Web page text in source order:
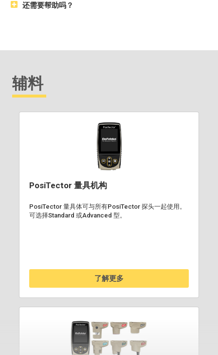
还需要帮助吗？
辅料
PosiTector 量具机构
PosiTector 量具体可与所有PosiTector 探头一起使用。
可选择Standard 或Advanced 型。
了解更多